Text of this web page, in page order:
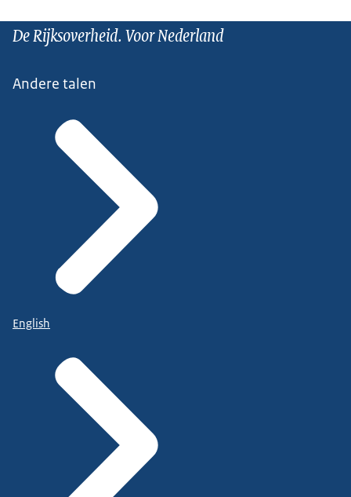
De Rijksoverheid. Voor Nederland
Andere talen
English